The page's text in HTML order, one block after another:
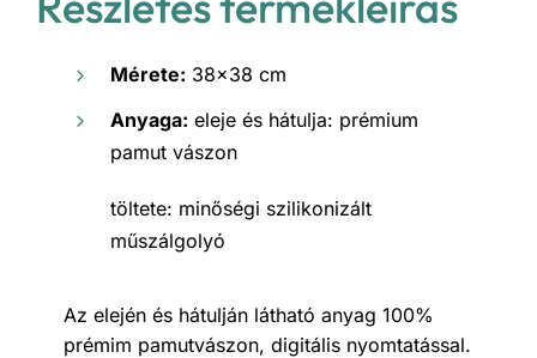
Mérete: 38×38 cm
Anyaga: eleje és hátulja: prémium
pamut vászon
töltete: minőségi szilikonizált
műszálgolyó
Az elején és hátulján látható anyag 100%
prémim pamutvászon, digitális nyomtatással.